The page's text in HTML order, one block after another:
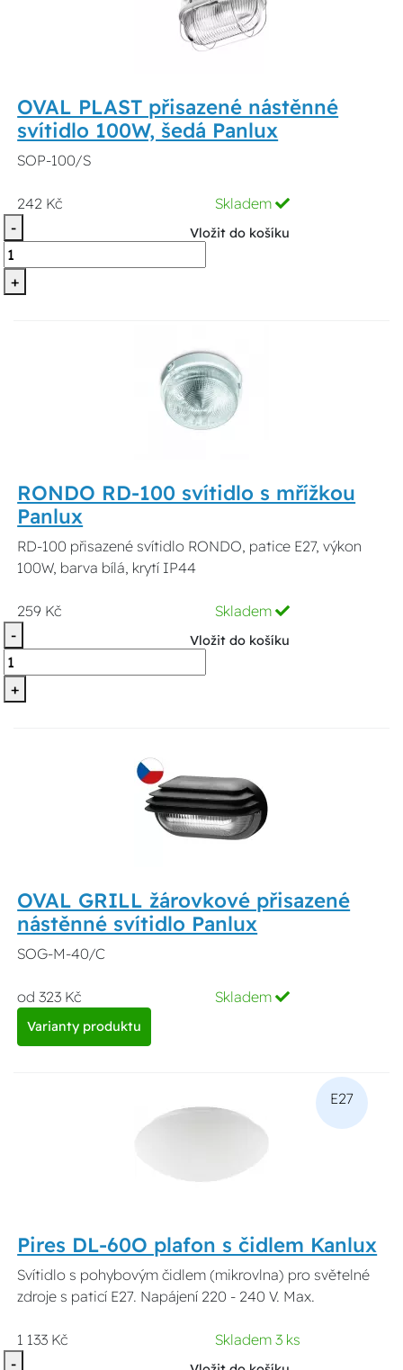
OVAL PLAST přisazené nástěnné
svítidlo 100W, šedá Panlux
SOP-100/S
242 Kč
Skladem
-
+
Vložit do košíku
RONDO RD-100 svítidlo s mřížkou
Panlux
RD-100 přisazené svítidlo RONDO, patice E27, výkon
100W, barva bílá, krytí IP44
259 Kč
Skladem
-
+
Vložit do košíku
OVAL GRILL žárovkové přisazené
nástěnné svítidlo Panlux
SOG-M-40/C
od 323 Kč Skladem
Varianty produktu
E27
Pires DL-60O plafon s čidlem Kanlux
Svítidlo s pohybovým čidlem (mikrovlna) pro světelné
zdroje s paticí E27. Napájení 220 - 240 V. Max.
1 133 Kč
Skladem 3 ks
-